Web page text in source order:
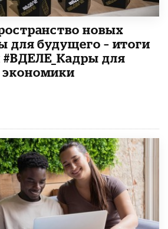
новых
для будущего – итоги
для